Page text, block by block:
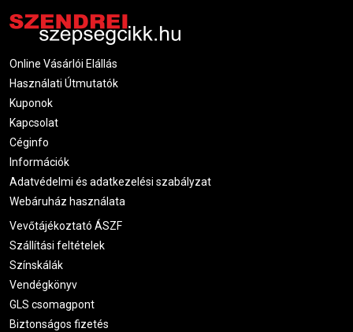
Online Vásárlói Elállás
Használati Útmutatók
Kuponok
Kapcsolat
Céginfo
Információk
Adatvédelmi és adatkezelési szabályzat
Webáruház használata
Vevőtájékoztató ÁSZF
Szállítási feltételek
Színskálák
Vendégkönyv
GLS csomagpont
Biztonságos fizetés